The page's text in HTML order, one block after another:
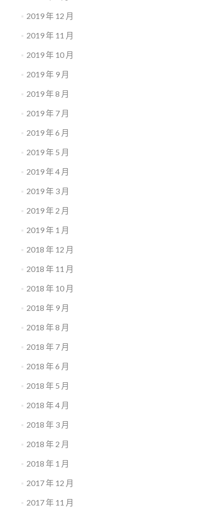
2019 年 12 月
2019 年 11 月
2019 年 10 月
2019 年 9 月
2019 年 8 月
2019 年 7 月
2019 年 6 月
2019 年 5 月
2019 年 4 月
2019 年 3 月
2019 年 2 月
2019 年 1 月
2018 年 12 月
2018 年 11 月
2018 年 10 月
2018 年 9 月
2018 年 8 月
2018 年 7 月
2018 年 6 月
2018 年 5 月
2018 年 4 月
2018 年 3 月
2018 年 2 月
2018 年 1 月
2017 年 12 月
2017 年 11 月